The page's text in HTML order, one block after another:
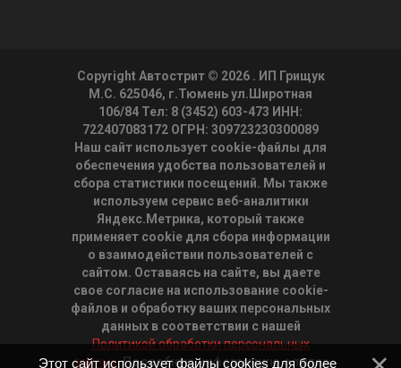
Copyright Автострит © 2026 . ИП Грищук
М.С. 625046, г.Тюмень ул.Широтная
106/84 Тел: 8 (3452) 603-473 ИНН:
722407083172 ОГРН: 309723230300089
Наш сайт использует cookie-файлы для
обеспечения удобства пользователей и
сбора статистики посещений. Мы также
используем сервис веб-аналитики
Яндекс.Метрика, который также
применяет cookie для сбора информации
о взаимодействии пользователей с
сайтом. Оставаясь на сайте, вы даете
свое согласие на использование cookie-
файлов и обработку ваших персональных
данных в соответствии с нашей
Политикой обработки персональных
данных.Подробную информацию о типах
Этот сайт использует файлы cookies для более